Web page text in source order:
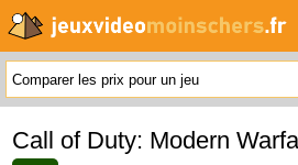
Call of Duty: Modern